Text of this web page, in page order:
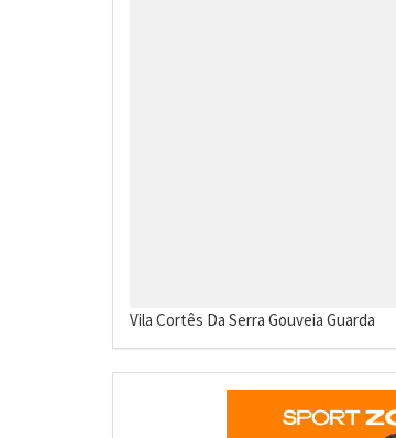
Vila Cortês Da Serra Gouveia Guarda